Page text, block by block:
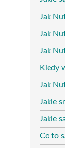
Jak
Jak
Jak
Kiedy
Jak
Jakie
Jakie
Co to